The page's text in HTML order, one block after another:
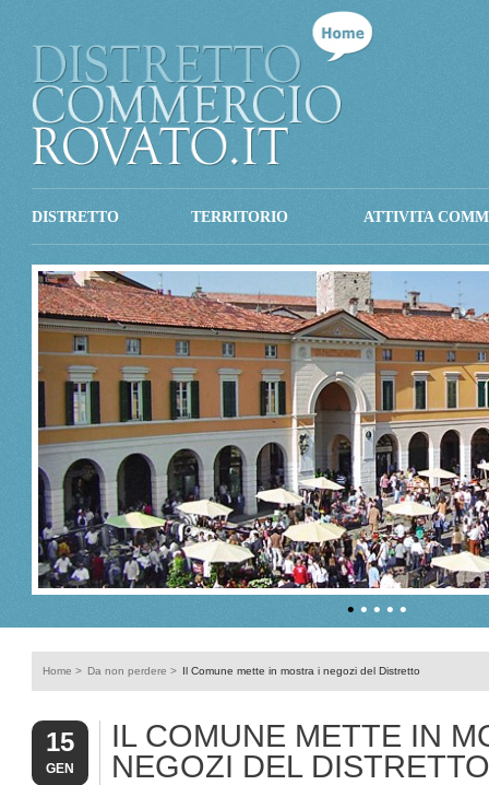
DISTRETTO TERRITORIO ATTIVITA
• • • • •
Home > Da non perdere > Il Comune mette in mostra i negozi del Distretto
15
GEN
IL COMUNE METTE IN
NEGOZI DEL DISTRETTO